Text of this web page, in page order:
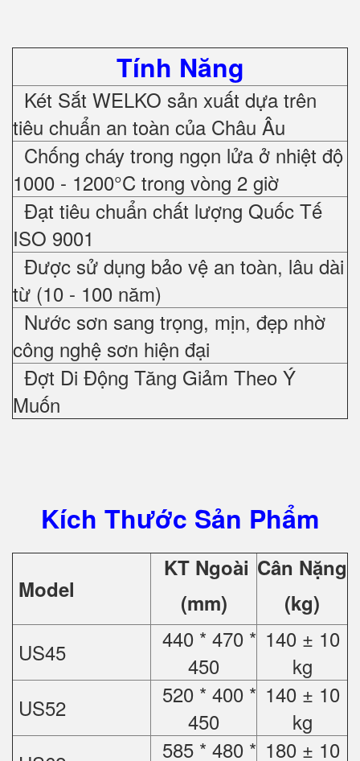
Tính Năng
Két Sắt WELKO sản xuất dựa trên
tiêu chuẩn an toàn của Châu Âu
Chống cháy trong ngọn lửa ở nhiệt độ
1000 - 1200°C trong vòng 2 giờ
Đạt tiêu chuẩn chất lượng Quốc Tế
ISO 9001
Được sử dụng bảo vệ an toàn, lâu dài
từ (10 - 100 năm)
Nước sơn sang trọng, mịn, đẹp nhờ
công nghệ sơn hiện đại
Đợt Di Động Tăng Giảm Theo Ý
Muốn
Kích Thước Sản Phẩm
Model
KT Ngoài
(mm)
Cân Nặng
(kg)
US45
440 * 470 *
450
140 ± 10
kg
US52
520 * 400 *
450
140 ± 10
kg
585 * 480 * 180 ± 10